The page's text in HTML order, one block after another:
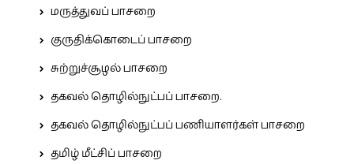
மருத்துவப் பாசறை
குருதிக்கொடைப் பாசறை
சுற்றுச்சூழல் பாசறை
தகவல் தொழில்நுட்பப் பாசறை.
தகவல் தொழில்நுட்பப் பணியாளர்கள் பாசறை
தமிழ் மீட்சிப் பாசறை